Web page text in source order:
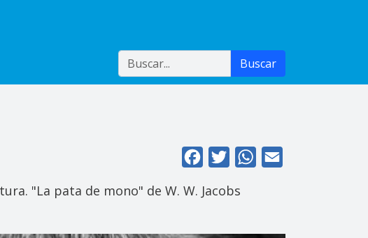
Buscar Buscar
FacebookTwitterWhatsApp
"La pata de mono" de W. W. Jacobs